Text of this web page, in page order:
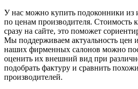
У нас можно купить подоконники из
по ценам производителя. Стоимость
сразу на сайте, это поможет
Мы поддерживаем актуальность цен
наших фирменных салонов можно
оценить их внешний вид при
подобрать фактуру и сравнить
производителей.